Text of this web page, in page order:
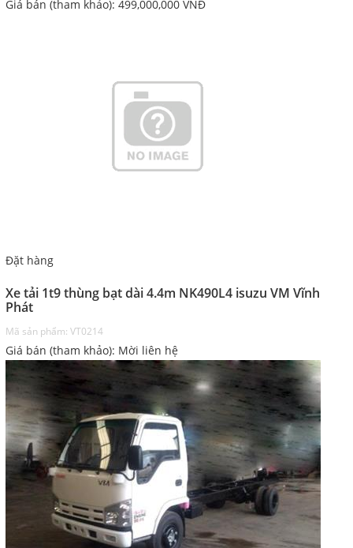
Giá bán (tham khảo): 499,000,000 VNĐ
Đặt hàng
Xe tải 1t9 thùng bạt dài 4.4m NK490L4 isuzu VM Vĩnh
Phát
Mã sản phẩm: VT0214
Giá bán (tham khảo): Mời liên hệ